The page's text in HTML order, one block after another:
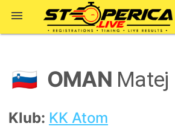

🇸🇮 OMAN Matej
Klub: KK Atom